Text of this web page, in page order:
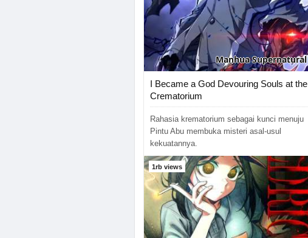
ManhuaSupernatural
I Became a God Devouring Souls at the
Crematorium
Rahasia krematorium sebagai kunci menuju
Pintu Abu membuka misteri asal-usul
kekuatannya.
1rb views